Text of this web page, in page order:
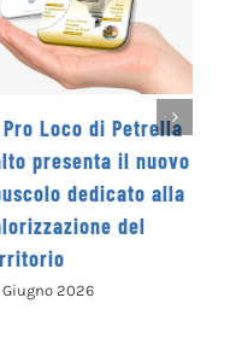
La Cooperativa Sociale
Levante promuove il 1°
Concorso Letterario
Nazionale
“Camminando tra le
parole” – COME